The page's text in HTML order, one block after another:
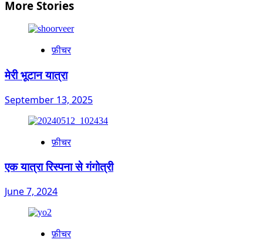
More Stories
फ़ीचर
मेरी भूटान यात्रा
September 13, 2025
फ़ीचर
एक यात्रा रिस्पना से गंगोत्री
June 7, 2024
फ़ीचर